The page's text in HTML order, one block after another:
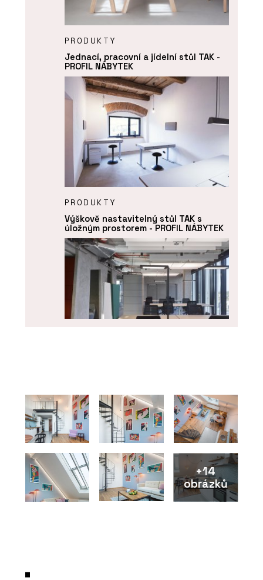
PRODUKTY
Jednací, pracovní a jídelní stůl TAK -
PROFIL NÁBYTEK
PRODUKTY
Výškově nastavitelný stůl TAK s
úložným prostorem - PROFIL NÁBYTEK
+14
obrázků